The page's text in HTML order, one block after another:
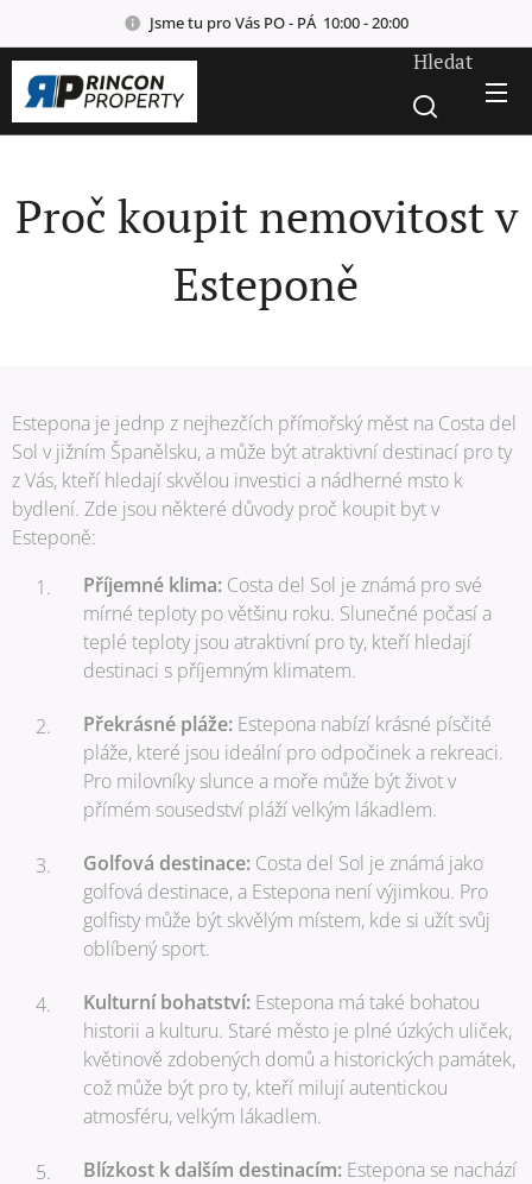
Jsme tu pro Vás PO - PÁ 10:00 - 20:00
Hledat
Proč koupit nemovitost v
Esteponě
Estepona je jednp z nejhezčích přímořský měst na Costa del
Sol v jižním Španělsku, a může být atraktivní destinací pro ty
z Vás, kteří hledají skvělou investici a nádherné msto k
bydlení. Zde jsou některé důvody proč koupit byt v
Esteponě:
Příjemné klima: Costa del Sol je známá pro své
mírné teploty po většinu roku. Slunečné počasí a
teplé teploty jsou atraktivní pro ty, kteří hledají
destinaci s příjemným klimatem.
Překrásné pláže: Estepona nabízí krásné písčité
pláže, které jsou ideální pro odpočinek a rekreaci.
Pro milovníky slunce a moře může být život v
přímém sousedství pláží velkým lákadlem.
Golfová destinace: Costa del Sol je známá jako
golfová destinace, a Estepona není výjimkou. Pro
golfisty může být skvělým místem, kde si užít svůj
oblíbený sport.
Kulturní bohatství: Estepona má také bohatou
historii a kulturu. Staré město je plné úzkých uliček,
květinově zdobených domů a historických památek,
což může být pro ty, kteří milují autentickou
atmosféru, velkým lákadlem.
Blízkost k dalším destinacím: Estepona se nachází